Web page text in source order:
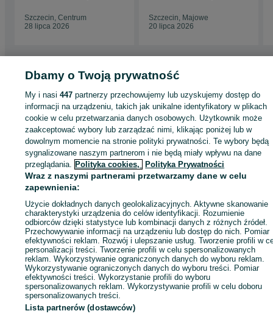
Szczecin, Centrum
28 lipca 2026
Szczecin, Majowe
20 lipca 2026
Strona główna Wypożyczalnia Urządzenia, maszyny i narzędzia
sprzęt budowlany
Podnośniki, zwyżki
Podnośniki, zwyżki -
Zachodniopomorskie
Podnośniki, zwyżki - Szczecin
Podnośniki, zwyżki -
Centrum
KATEGORIA
ID:827386048 Wyświetlenia:
Zadzwoń / SMS Wyślij wiadomość
Dbamy o Twoją prywatność
My i nasi447 partnerzy przechowujemy lub uzyskujemy dostęp do
informacji na urządzeniu, takich jak unikalne identyfikatory w plikach
cookie w celu przetwarzania danych osobowych. Użytkownik może
zaakceptować wybory lub zarządzać nimi, klikając poniżej lub w
dowolnym momencie na stronie polityki prywatności. Te wybory będą
sygnalizowane naszym partnerom i nie będą miały wpływu na dane
przeglądania. Polityka cookies, Polityka Prywatności
Wraz z naszymi partnerami przetwarzamy dane w celu
zapewnienia:
Użycie dokładnych danych geolokalizacyjnych. Aktywne skanowanie
charakterystyki urządzenia do celów identyfikacji. Rozumienie
odbiorców dzięki statystyce lub kombinacji danych z różnych źródeł.
Przechowywanie informacji na urządzeniu lub dostęp do nich. Pomiar
efektywności reklam. Rozwój i ulepszanie usług. Tworzenie profili w
personalizacji treści. Tworzenie profili w celu spersonalizowanych
reklam. Wykorzystywanie ograniczonych danych do wyboru reklam.
Wykorzystywanie ograniczonych danych do wyboru treści. Pomiar
efektywności treści. Wykorzystanie profili do wyboru
spersonalizowanych reklam. Wykorzystywanie profili w celu doboru
spersonalizowanych treści.
Lista partnerów (dostawców)